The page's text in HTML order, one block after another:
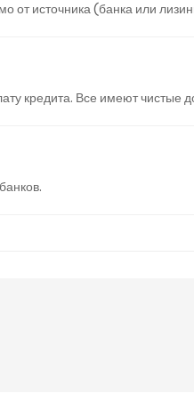
источника (банка или
кредита. Все имеют чистые